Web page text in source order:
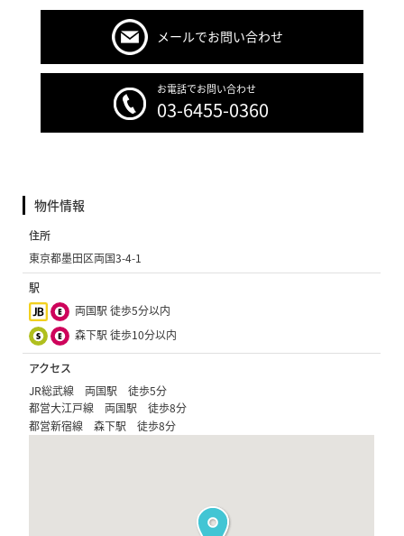
メールでお問い合わせ
お電話でお問い合わせ
03-6455-0360
物件情報
住所
東京都墨田区両国3-4-1
駅
両国駅 徒歩5分以内
森下駅 徒歩10分以内
アクセス
JR総武線 両国駅 徒歩5分
都営大江戸線 両国駅 徒歩8分
都営新宿線 森下駅 徒歩8分